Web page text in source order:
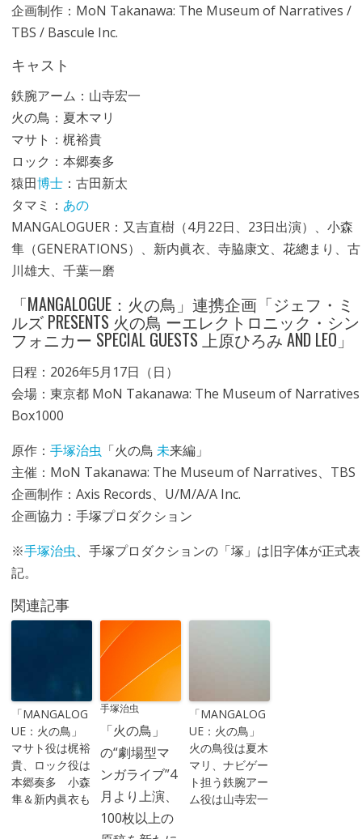
企画制作：MoN Takanawa: The Museum of Narratives /
TBS / Bascule Inc.
キャスト
鉄腕アーム：山寺宏一
火の鳥：夏木マリ
マサト：梶裕貴
ロック：本郷奏多
猿田博士：古田新太
タマミ： あの
MANGALOGUER：又吉直樹（4月22日、23日出演）、小森
隼（GENERATIONS）、新内眞衣、寺脇康文、花總まり、古
川雄大、千葉一磨
「MANGALOGUE：火の鳥」連携企画「ジェフ・ミ
ルズPRESENTS 火の鳥 ーエレクトロニック・シン
フォニカー SPECIAL GUESTS 上原ひろみ AND LEO」
日程：2026年5月17日（日）
会場：東京都 MoN Takanawa: The Museum of Narratives
Box1000
原作： 手塚治虫 「火の鳥 未来編」
主催：MoN Takanawa: The Museum of Narratives、TBS
企画制作：Axis Records、U/M/A/A Inc.
企画協力：手塚プロダクション
※手塚治虫、手塚プロダクションの「塚」は旧字体が正式表
記。
関連記事
「MANGALOG
UE：火の鳥」
マサト役は梶裕
貴、ロック役は
本郷奏多 小森
隼＆新内眞衣も
手塚治虫
「火の鳥」
の“劇場型マ
ンガライブ”4
月より上演、
100枚以上の
「MANGALOG
UE：火の鳥」
火の鳥役は夏木
マリ、ナビゲー
ト担う鉄腕アー
ム役は山寺宏一